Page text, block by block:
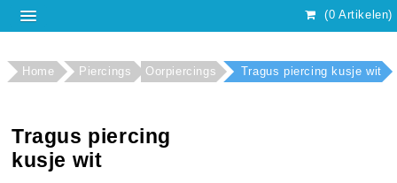
(0 Artikelen)
Home Piercings Oorpiercings Tragus piercing kusje wit
Tragus piercing
kusje wit